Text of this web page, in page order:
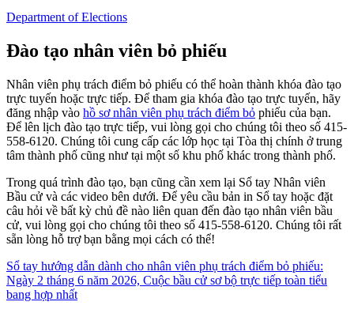
Department of Elections
Đào tạo nhân viên bỏ phiếu
Nhân viên phụ trách điểm bỏ phiếu có thể hoàn thành khóa đào tạo
trực tuyến hoặc trực tiếp. Để tham gia khóa đào tạo trực tuyến, hãy
đăng nhập vào hồ sơ nhân viên phụ trách điểm bỏ phiếu của bạn.
Để lên lịch đào tạo trực tiếp, vui lòng gọi cho chúng tôi theo số 415-
558-6120. Chúng tôi cung cấp các lớp học tại Tòa thị chính ở trung
tâm thành phố cũng như tại một số khu phố khác trong thành phố.
Trong quá trình đào tạo, bạn cũng cần xem lại Sổ tay Nhân viên
Bầu cử và các video bên dưới. Để yêu cầu bản in Sổ tay hoặc đặt
câu hỏi về bất kỳ chủ đề nào liên quan đến đào tạo nhân viên bầu
cử, vui lòng gọi cho chúng tôi theo số 415-558-6120. Chúng tôi rất
sẵn lòng hỗ trợ bạn bằng mọi cách có thể!
Sổ tay hướng dẫn dành cho nhân viên phụ trách điểm bỏ phiếu:
Ngày 2 tháng 6 năm 2026, Cuộc bầu cử sơ bộ trực tiếp toàn tiểu
bang hợp nhất